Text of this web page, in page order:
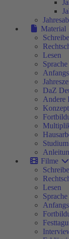
Material
Lesen
DaZ
Andere
Konzept
Filme
Lesen